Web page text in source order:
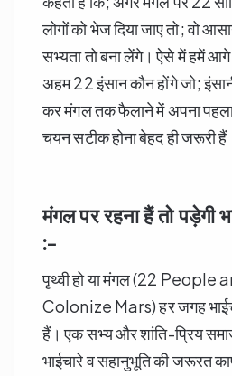
लोगों को भेज दिया जाए तो; वो
सभ्यता तो बना लेंगे। ऐसे में हमें आगे
अहम 22 इंसान कौन होंगे जो;
कर मंगल तक फैलाने में अपना
चयन सटीक होना बेहद ही जरूरी
मंगल पर रहना हैं तो पड़ेगी
:-
पृथ्वी हो या मंगल (22
Colonize Mars) हर जगह
हैं। एक सभ्य और शांति-प्रिय
भाईचारे व सहानुभूति की जरूरत